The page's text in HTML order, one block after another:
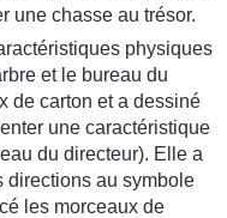
une chasse au trésor.
physiques
et le bureau du
de carton et a dessiné
une caractéristique
du directeur). Elle a
directions au symbole
les morceaux de